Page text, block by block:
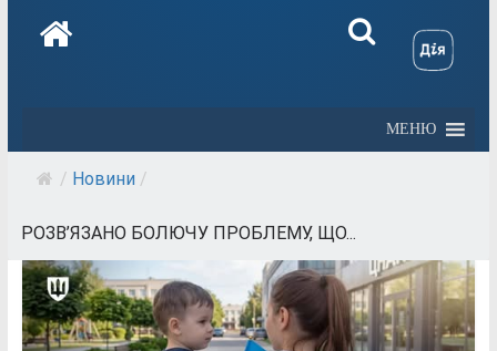
МЕНЮ
/ Новини /
РОЗВ’ЯЗАНО БОЛЮЧУ ПРОБЛЕМУ, ЩО...